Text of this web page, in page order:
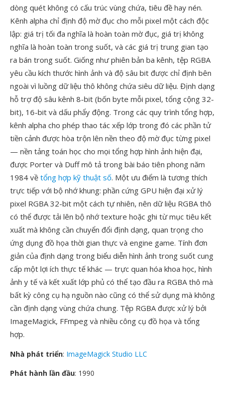
dòng quét không có cấu trúc vùng chứa, tiêu đề hay nén.
Kênh alpha chỉ định độ mờ đục cho mỗi pixel một cách độc
lập: giá trị tối đa nghĩa là hoàn toàn mờ đục, giá trị không
nghĩa là hoàn toàn trong suốt, và các giá trị trung gian tạo
ra bán trong suốt. Giống như phiên bản ba kênh, tệp RGBA
yêu cầu kích thước hình ảnh và độ sâu bit được chỉ định bên
ngoài vì luồng dữ liệu thô không chứa siêu dữ liệu. Định dạng
hỗ trợ độ sâu kênh 8-bit (bốn byte mỗi pixel, tổng cộng 32-
bit), 16-bit và dấu phẩy động. Trong các quy trình tổng hợp,
kênh alpha cho phép thao tác xếp lớp trong đó các phần tử
tiền cảnh được hòa trộn lên nền theo độ mờ đục từng pixel
— nền tảng toán học cho mọi tổng hợp hình ảnh hiện đại,
được Porter và Duff mô tả trong bài báo tiên phong năm
1984 về tổng hợp kỹ thuật số. Một ưu điểm là tương thích
trực tiếp với bộ nhớ khung: phần cứng GPU hiện đại xử lý
pixel RGBA 32-bit một cách tự nhiên, nên dữ liệu RGBA thô
có thể được tải lên bộ nhớ texture hoặc ghi từ mục tiêu kết
xuất mà không cần chuyển đổi định dạng, quan trọng cho
ứng dụng đồ họa thời gian thực và engine game. Tính đơn
giản của định dạng trong biểu diễn hình ảnh trong suốt cung
cấp một lợi ích thực tế khác — trực quan hóa khoa học, hình
ảnh y tế và kết xuất lớp phủ có thể tạo đầu ra RGBA thô mà
bất kỳ công cụ hạ nguồn nào cũng có thể sử dụng mà không
cần định dạng vùng chứa chung. Tệp RGBA được xử lý bởi
ImageMagick, FFmpeg và nhiều công cụ đồ họa và tổng
hợp.
Nhà phát triển: ImageMagick Studio LLC
Phát hành lần đầu: 1990